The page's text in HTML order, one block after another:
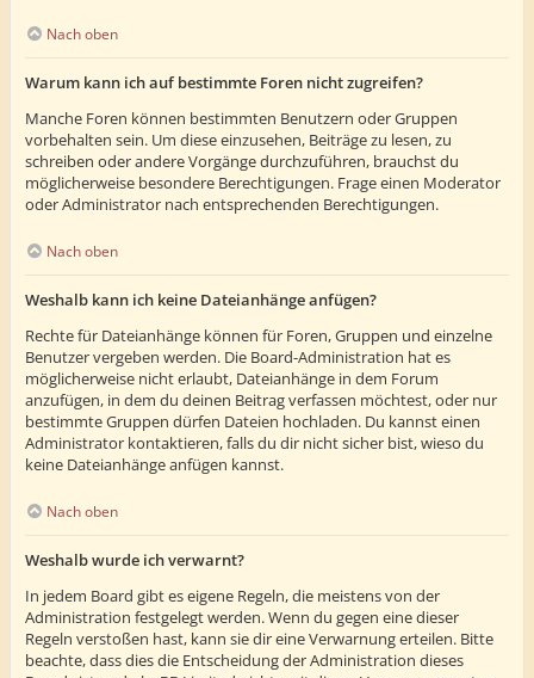
Nach oben
Warum kann ich auf bestimmte Foren nicht zugreifen?
Manche Foren können bestimmten Benutzern oder Gruppen
vorbehalten sein. Um diese einzusehen, Beiträge zu lesen, zu
schreiben oder andere Vorgänge durchzuführen, brauchst du
möglicherweise besondere Berechtigungen. Frage einen Moderator
oder Administrator nach entsprechenden Berechtigungen.
Nach oben
Weshalb kann ich keine Dateianhänge anfügen?
Rechte für Dateianhänge können für Foren, Gruppen und einzelne
Benutzer vergeben werden. Die Board-Administration hat es
möglicherweise nicht erlaubt, Dateianhänge in dem Forum
anzufügen, in dem du deinen Beitrag verfassen möchtest, oder nur
bestimmte Gruppen dürfen Dateien hochladen. Du kannst einen
Administrator kontaktieren, falls du dir nicht sicher bist, wieso du
keine Dateianhänge anfügen kannst.
Nach oben
Weshalb wurde ich verwarnt?
In jedem Board gibt es eigene Regeln, die meistens von der
Administration festgelegt werden. Wenn du gegen eine dieser
Regeln verstoßen hast, kann sie dir eine Verwarnung erteilen. Bitte
beachte, dass dies die Entscheidung der Administration dieses